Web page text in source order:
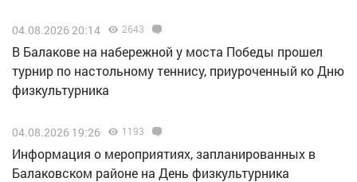
04.08.2026 20:14 2643
В Балакове на набережной у моста Победы прошел
турнир по настольному теннису, приуроченный ко Дню
физкультурника
04.08.2026 19:26 1193
Информация о мероприятиях, запланированных в
Балаковском районе на День физкультурника